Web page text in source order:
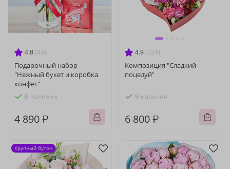
4.8 (44)
Подарочный набор
"Нежный букет и коробка
конфет"
В наличии
4 890 ₽
4.9 (224)
Композиция "Сладкий
поцелуй"
В наличии
6 800 ₽
Крупный бутон